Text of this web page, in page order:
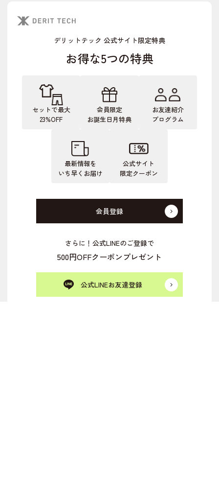
デリットテック 公式サイト限定特典
お得な5つの特典
セットで最大
23%OFF
会員限定
お誕生日月特典
お友達紹介
プログラム
最新情報を
いち早くお届け
公式サイト
限定クーポン
会員登録
さらに！公式LINEのご登録で
500円OFFクーポンプレゼント
公式LINEお友達登録